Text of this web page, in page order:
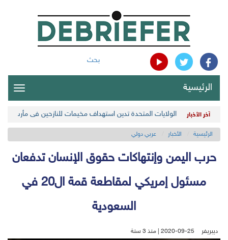
بحث
الرئيسية
آخر الأخبار الولايات المتحدة تدين استهداف مخيمات للنازحين في مأرب
الرئيسية الأخبار عربي دولي
حرب اليمن وإنتهاكات حقوق الإنسان تدفعان
مسئول إمريكي لمقاطعة قمة ال20 في
السعودية
ديبريفر 2020-09-25 | منذ 3 سنة